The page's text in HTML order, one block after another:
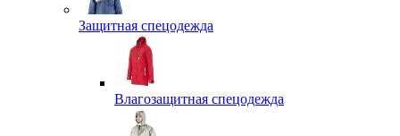
Защитная спецодежда
Влагозащитная спецодежда